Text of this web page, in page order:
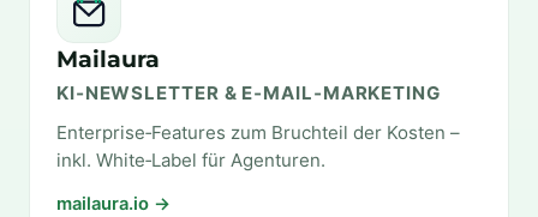
Mailaura
KI‑NEWSLETTER & E‑MAIL‑MARKETING
Enterprise‑Features zum Bruchteil der Kosten –
inkl. White‑Label für Agenturen.
mailaura.io →